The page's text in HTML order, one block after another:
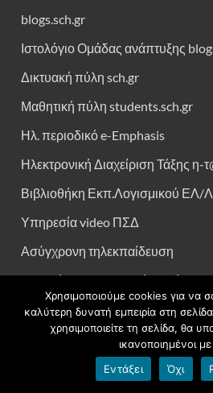
blogs.sch.gr
Ιστολόγιο Ομάδας ανάπτυξης
Δικτυακή πύλη sch.gr
Μαθητική πύλη students.sch.gr
Ηλ. περιοδικό e-Emphasis
Ηλεκτρονική Διαχείριση Τάξης η-
Βιβλιοθήκη Εκπ.Λογισμικού ΕΛ/
Υπηρεσία video ΠΣΔ
Ασύγχρονη τηλεκπαίδευση
Εκπ/κό υποστηρικτικό υλικό
ΣΧΟΛΕΊΩΝ ΤΟΥ ΔΉΜΟΥ
Γυμνάσιο Χορτιάτη
Χρησιμοποιούμε cookies για να
καλύτερη δυνατή εμπειρία στη
χρησιμοποιείτε τη σελίδα, θα
ικανοποιημένοι
Εντάξει
Όχι